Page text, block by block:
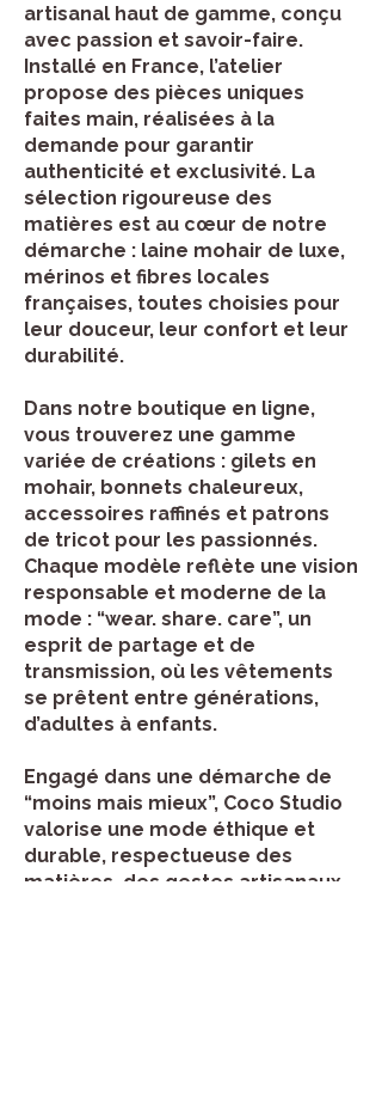
artisanal haut de gamme, conçu
avec passion et savoir-faire.
Installé en France, l’atelier
propose des pièces uniques
faites main, réalisées à la
demande pour garantir
authenticité et exclusivité. La
sélection rigoureuse des
matières est au cœur de notre
démarche : laine mohair de luxe,
mérinos et fibres locales
françaises, toutes choisies pour
leur douceur, leur confort et leur
durabilité.
Dans notre boutique en ligne,
vous trouverez une gamme
variée de créations : gilets en
mohair, bonnets chaleureux,
accessoires raffinés et patrons
de tricot pour les passionnés.
Chaque modèle reflète une vision
responsable et moderne de la
mode : “wear. share. care”, un
esprit de partage et de
transmission, où les vêtements
se prêtent entre générations,
d’adultes à enfants.
Engagé dans une démarche de
“moins mais mieux”, Coco Studio
valorise une mode éthique et
durable, respectueuse des
matières, des gestes artisanaux